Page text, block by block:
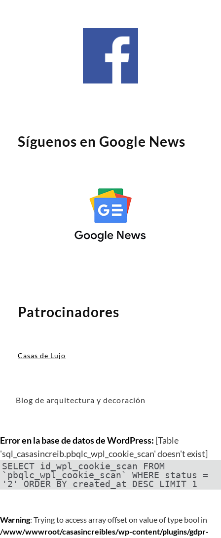
Síguenos en Google News
Patrocinadores
Casas de Lujo
Blog de arquitectura y decoración
Error en la base de datos de WordPress: [Table
'sql_casasincreib.pbqlc_wpl_cookie_scan' doesn't exist]
SELECT id_wpl_cookie_scan FROM
`pbqlc_wpl_cookie_scan` WHERE status =
'2' ORDER BY created_at DESC LIMIT 1
Warning: Trying to access array offset on value of type bool in
/www/wwwroot/casasincreibles/wp-content/plugins/gdpr-